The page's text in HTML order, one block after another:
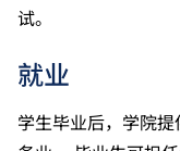
试。
就业
学生毕业后，学院